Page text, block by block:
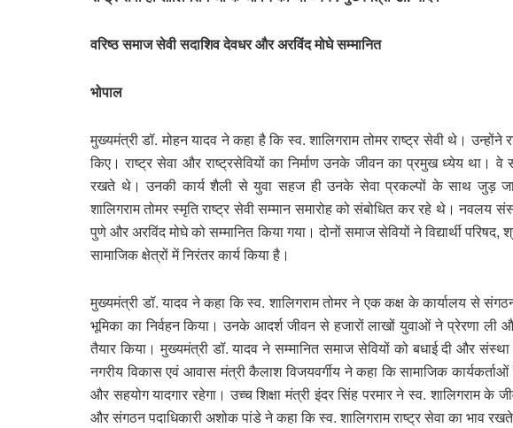
वरिष्ठ समाज सेवी सदाशिव देवधर और अरविंद मोघे सम्मानित
भोपाल
मुख्यमंत्री डॉ. मोहन यादव ने कहा है कि स्व. शालिगराम तोमर राष्ट्र सेवी थे। उन्होंने
किए। राष्ट्र सेवा और राष्ट्रसेवियों का निर्माण उनके जीवन का प्रमुख ध्येय था। वे
रखते थे। उनकी कार्य शैली से युवा सहज ही उनके सेवा प्रकल्पों के साथ जुड़
शालिगराम तोमर स्मृति राष्ट्र सेवी सम्मान समारोह को संबोधित कर रहे थे। नवलय
पुणे और अरविंद मोघे को सम्मानित किया गया। दोनों समाज सेवियों ने विद्यार्थी
सामाजिक क्षेत्रों में निरंतर कार्य किया है।
मुख्यमंत्री डॉ. यादव ने कहा कि स्व. शालिगराम तोमर ने एक कक्ष के कार्यालय से
भूमिका का निर्वहन किया। उनके आदर्श जीवन से हजारों लाखों युवाओं ने प्रेरणा ली
तैयार किया। मुख्यमंत्री डॉ. यादव ने सम्मानित समाज सेवियों को बधाई दी और संस्था
नगरीय विकास एवं आवास मंत्री कैलाश विजयवर्गीय ने कहा कि सामाजिक
और सहयोग यादगार रहेगा। उच्च शिक्षा मंत्री इंदर सिंह परमार ने स्व. शालिगराम
और संगठन पदाधिकारी अशोक पांडे ने कहा कि स्व. शालिगराम राष्ट्र सेवा का भाव